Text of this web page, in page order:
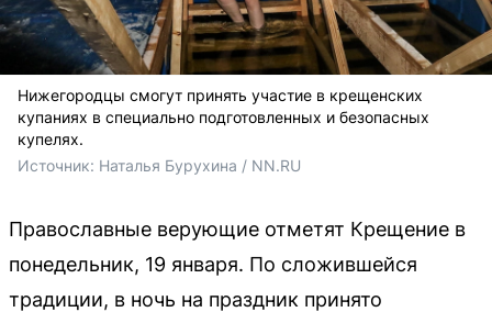
Нижегородцы смогут принять участие в крещенских
купаниях в специально подготовленных и безопасных
купелях.
Источник: Наталья Бурухина / NN.RU
Православные верующие отметят Крещение в
понедельник, 19 января. По сложившейся
традиции, в ночь на праздник принято